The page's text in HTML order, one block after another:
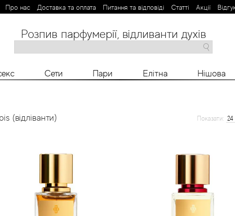
Про нас Доставка та оплата Питання та відповіді Статті Aкції
M N O P R S T V X Y Z
Розпив парфумерії, відливанти духів
Сети Пари Елітна Нішова
(відліванти) Показати: